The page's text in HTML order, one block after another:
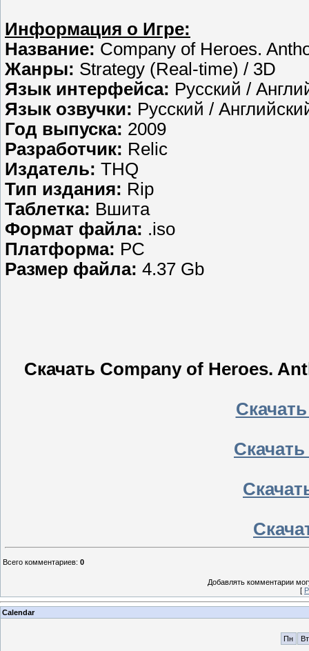
Информация о Игре:
Название: Company of Heroes.
Жанры: Strategy (Real-time) / 3D
Язык интерфейса: Русский /
Язык озвучки: Русский /
Год выпуска: 2009
Разработчик: Relic
Издатель: THQ
Тип издания: Rip
Таблетка: Вшита
Формат файла: .iso
Платформа: PC
Размер файла: 4.37 Gb
Скачать Company of Heroes.
Всего комментариев: 0
Добавлять комментарии
[
Calendar
Пн Вт